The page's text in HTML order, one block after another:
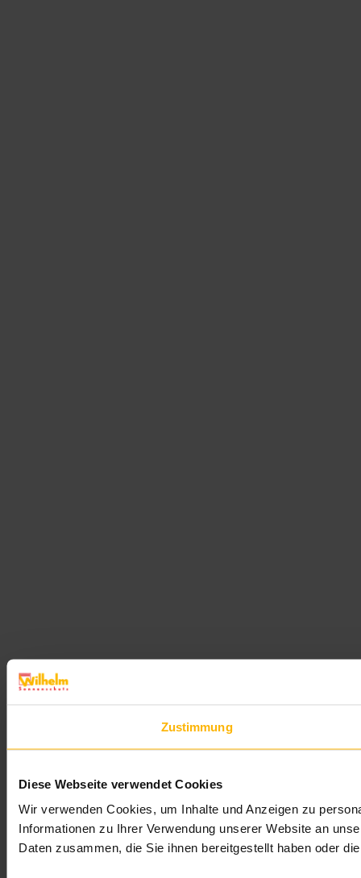
Zustimmung
Diese Webseite verwendet Cookies
Wir verwenden Cookies, um Inhalte und Anzeigen zu
Informationen zu Ihrer Verwendung unserer Website an
Daten zusammen, die Sie ihnen bereitgestellt haben oder